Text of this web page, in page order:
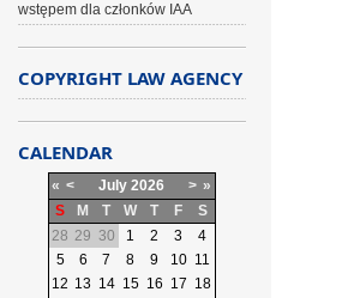
wstępem dla członków IAA
COPYRIGHT LAW AGENCY
CALENDAR
« < July 2026 > »
S
M T W T F
S
28 29 30 1 2 3
4
5
6 7 8 9 10 11
12 13 14 15 16 17 18